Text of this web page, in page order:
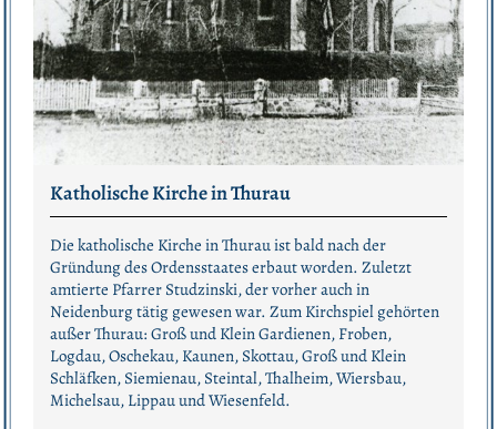
Katholische Kirche in Thurau
Die katholische Kirche in Thurau ist bald nach der
Gründung des Ordensstaates erbaut worden. Zuletzt
amtierte Pfarrer Studzinski, der vorher auch in
Neidenburg tätig gewesen war. Zum Kirchspiel gehörten
außer Thurau: Groß und Klein Gardienen, Froben,
Logdau, Oschekau, Kaunen, Skottau, Groß und Klein
Schläfken, Siemienau, Steintal, Thalheim, Wiersbau,
Michelsau, Lippau und Wiesenfeld.